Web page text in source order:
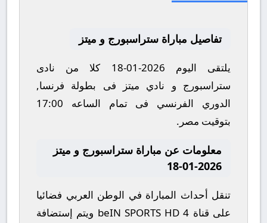
تفاصيل مباراة ستراسبورج و ميتز
يلتقى اليوم 2026-01-18 كلا من نادى
ستراسبورج و نادي ميتز فى بطولة فرنسا,
الدوري الفرنسي فى تمام الساعه 17:00
بتوقيت مصر.
معلومات عن مباراة ستراسبورج و ميتز
2026-01-18
تنقل أحداث المباراة في الوطن العربي فضائيا
على قناة beIN SPORTS HD 4 ويتم إستضافة